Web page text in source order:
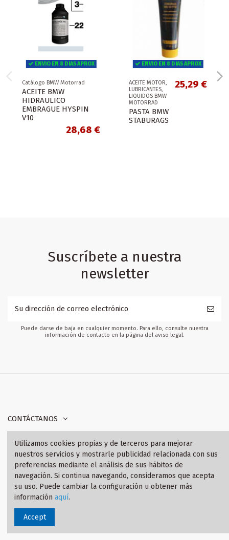
ENVIO EN 8 DIAS APROX
Catálogo BMW Motorrad
ACEITE BMW
HIDRAULICO
EMBRAGUE HYSPIN
V10
28,68 €
ENVIO EN 8 DIAS APROX
ACEITE MOTOR,
LUBRICANTES,
LIQUIDOS BMW
MOTORRAD
PASTA BMW
STABURAGS
25,29 €
Suscríbete a nuestra
newsletter
Puede darse de baja en cualquier momento. Para ello, consulte nuestra
información de contacto en la página del aviso legal.
CONTÁCTANOS
INFORMACIÓN
SÍGANOS
Utilizamos cookies propias y de terceros para mejorar
nuestros servicios y mostrarle publicidad relacionada con sus
preferencias mediante el análisis de sus hábitos de
navegación. Si continua navegando, consideramos que acepta
su uso. Puede cambiar la configuración u obtener más
información aquí.
Accept